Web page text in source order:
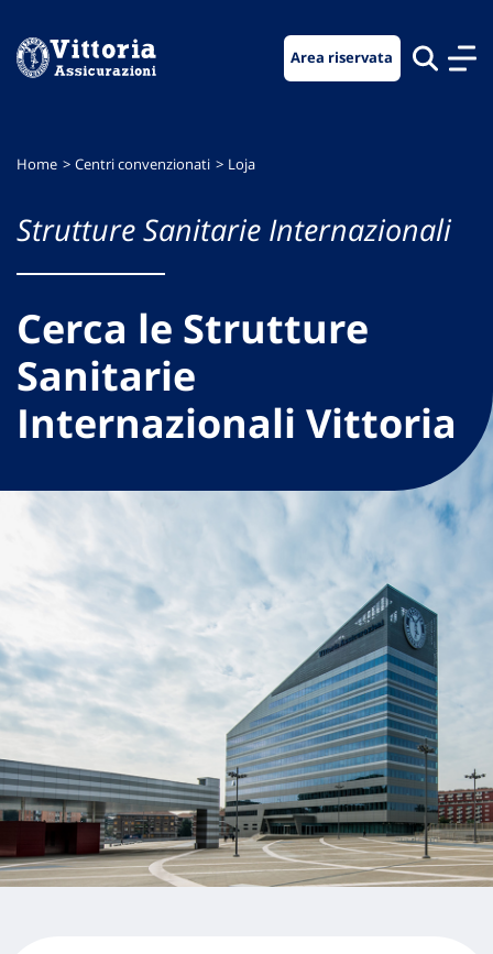
menu
contenuto
footer
Area riservata
Home Centri convenzionati Loja
Strutture Sanitarie Internazionali
Cerca le Strutture
Sanitarie
Internazionali Vittoria